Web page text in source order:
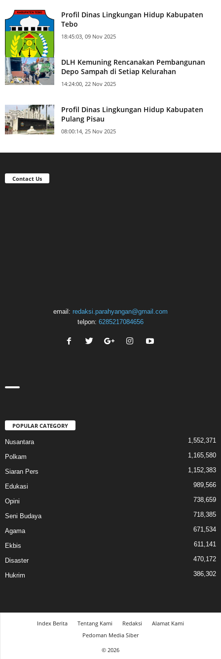
Profil Dinas Lingkungan Hidup Kabupaten
Tebo
18:45:03, 09 Nov 2025
DLH Kemuning Rencanakan Pembangunan
Depo Sampah di Setiap Kelurahan
14:24:00, 22 Nov 2025
Profil Dinas Lingkungan Hidup Kabupaten
Pulang Pisau
08:00:14, 25 Nov 2025
Contact Us
email: redaksi.parahyangan@gmail.com
telpon: 6285217084656
POPULAR CATEGORY
Nusantara 1,552,371
Polkam 1,165,580
Siaran Pers 1,152,383
Edukasi 989,566
Opini 738,659
Seni Budaya 718,385
Agama 671,534
Ekbis 611,141
Disaster 470,172
Hukrim 386,302
Index Berita Tentang Kami Redaksi
Alamat Kami
Pedoman Media Siber
© 2026